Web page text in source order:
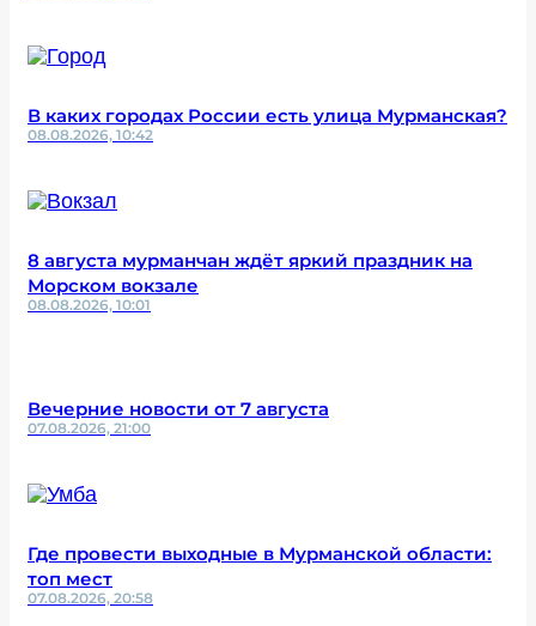
В каких городах России есть улица Мурманская?
08.08.2026, 10:42
8 августа мурманчан ждёт яркий праздник на
Морском вокзале
08.08.2026, 10:01
Вечерние новости от 7 августа
07.08.2026, 21:00
Где провести выходные в Мурманской области:
топ мест
07.08.2026, 20:58